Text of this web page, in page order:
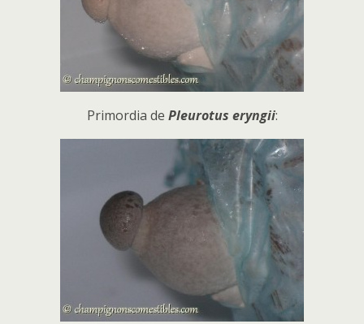
Primordia de Pleurotus eryngii: